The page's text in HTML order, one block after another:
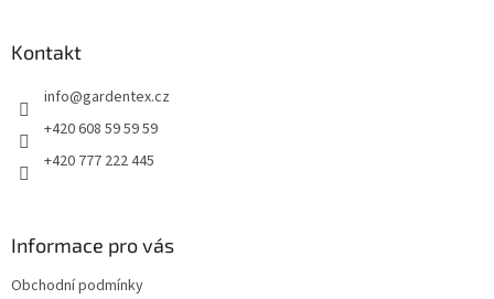
Kontakt
info@gardentex.cz
+420 608 59 59 59
+420 777 222 445
Informace pro vás
Obchodní podmínky